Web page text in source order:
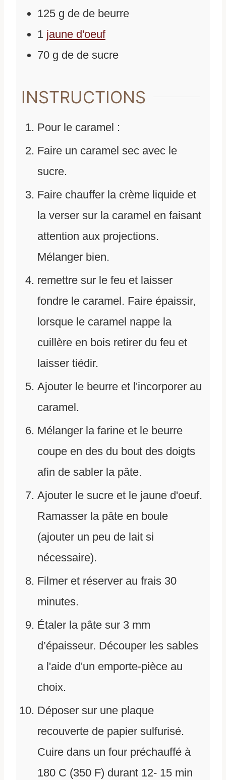
125 g de de beurre
1 jaune d'oeuf
70 g de de sucre
INSTRUCTIONS
Pour le caramel :
Faire un caramel sec avec le
sucre.
Faire chauffer la crème liquide et
la verser sur la caramel en faisant
attention aux projections.
Mélanger bien.
remettre sur le feu et laisser
fondre le caramel. Faire épaissir,
lorsque le caramel nappe la
cuillère en bois retirer du feu et
laisser tiédir.
Ajouter le beurre et l'incorporer au
caramel.
Mélanger la farine et le beurre
coupe en des du bout des doigts
afin de sabler la pâte.
Ajouter le sucre et le jaune d'oeuf.
Ramasser la pâte en boule
(ajouter un peu de lait si
nécessaire).
Filmer et réserver au frais 30
minutes.
Étaler la pâte sur 3 mm
d’épaisseur. Découper les sables
a l'aide d'un emporte-pièce au
choix.
Déposer sur une plaque
recouverte de papier sulfurisé.
Cuire dans un four préchauffé à
180 C (350 F) durant 12- 15 min